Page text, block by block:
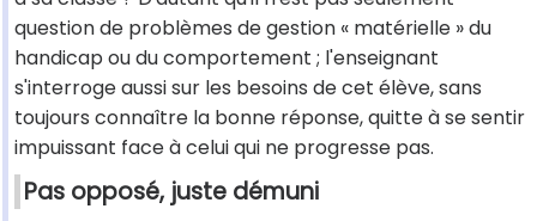
question de problèmes de gestion « matérielle » du
handicap ou du comportement ; l'enseignant
s'interroge aussi sur les besoins de cet élève, sans
toujours connaître la bonne réponse, quitte à se sentir
impuissant face à celui qui ne progresse pas.
Pas opposé, juste démuni